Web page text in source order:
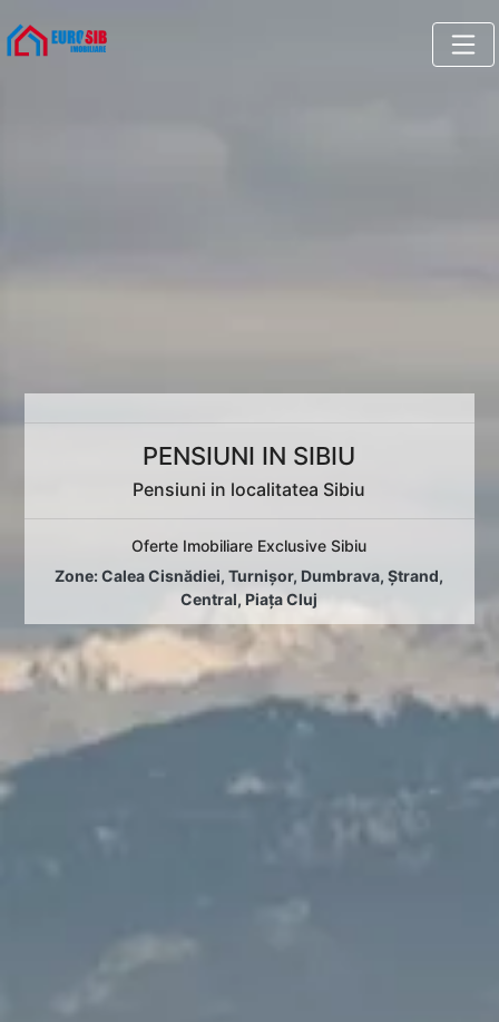
PENSIUNI IN SIBIU
Pensiuni in localitatea Sibiu
Oferte Imobiliare Exclusive Sibiu
Zone:Calea Cisnădiei,Turnișor, Dumbrava,Ștrand,
Central, Piața Cluj